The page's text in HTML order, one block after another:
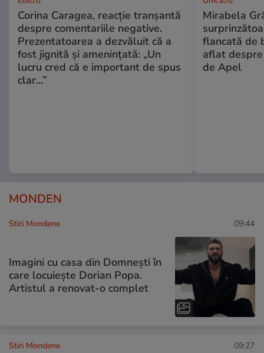
Corina Caragea, reacție tranșantă
despre comentariile negative.
Prezentatoarea a dezvăluit că a
fost jignită și amenințată: „Un
lucru cred că e important de spus
clar...”
Mirabela
flancată de
aflat
de Apel
MONDEN
Stiri Mondene 09:44
Imagini cu casa din Domnești în
care locuiește Dorian Popa.
Artistul a renovat-o complet
Stiri Mondene 09:27